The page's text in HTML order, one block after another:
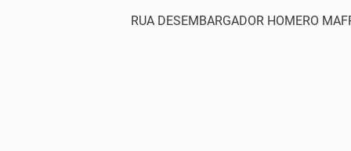
RUA DESEMBARGADOR HOMERO